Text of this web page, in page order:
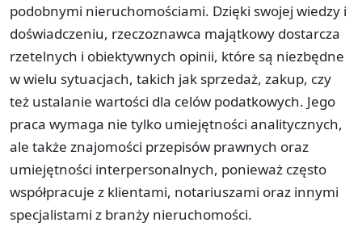
podobnymi nieruchomościami. Dzięki swojej wiedzy i
doświadczeniu, rzeczoznawca majątkowy dostarcza
rzetelnych i obiektywnych opinii, które są niezbędne
w wielu sytuacjach, takich jak sprzedaż, zakup, czy
też ustalanie wartości dla celów podatkowych. Jego
praca wymaga nie tylko umiejętności analitycznych,
ale także znajomości przepisów prawnych oraz
umiejętności interpersonalnych, ponieważ często
współpracuje z klientami, notariuszami oraz innymi
specjalistami z branży nieruchomości.